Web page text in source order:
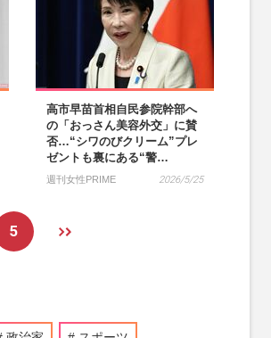
高市早苗首相自民参院幹部へ
の「おっさん美容外交」に賛
否…“シワのびクリーム”プレ
ゼントも裏にある“警…
週刊女性PRIME 2026/5/25
5